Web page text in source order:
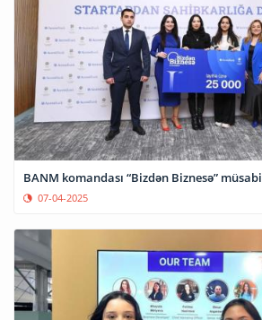
BANM komandası “Bizdən Biznesə”
07-04-2025